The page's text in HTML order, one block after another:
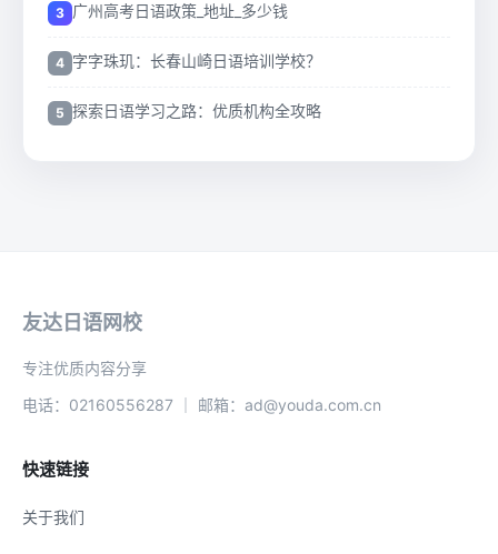
广州高考日语政策_地址_多少钱
字字珠玑：长春山崎日语培训学校？
探索日语学习之路：优质机构全攻略
友达日语网校
专注优质内容分享
电话：02160556287 ｜ 邮箱：ad@youda.com.cn
快速链接
关于我们